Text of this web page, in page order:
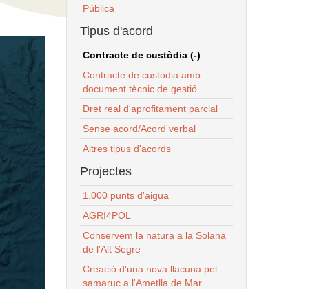
Pública
Tipus d'acord
Contracte de custòdia (-)
Contracte de custòdia amb
document tècnic de gestió
Dret real d'aprofitament parcial
Sense acord/Acord verbal
Altres tipus d'acords
Projectes
1.000 punts d'aigua
AGRI4POL
Conservem la natura a la Solana
de l'Alt Segre
Creació d'una nova llacuna pel
samaruc a l'Ametlla de Mar